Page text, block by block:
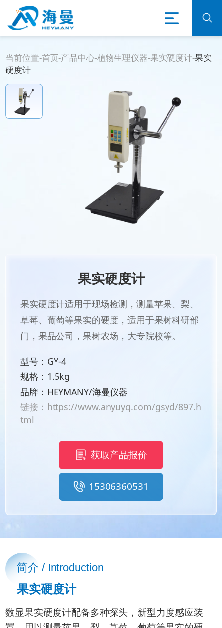
当前位置-首页-产品中心-植物生理仪器-果实硬度计-果实
硬度计
果实硬度计
果实硬度计适用于现场检测，测量苹果、梨、
草莓、葡萄等果实的硬度，适用于果树科研部
门，果品公司，果树农场，大专院校等。
型号：GY-4
规格：1.5kg
品牌：HEYMANY/海曼仪器
链接： https://www.anyuyq.com/gsyd/897.h
tml
获取产品报价
15306360531
简介 / Introduction
果实硬度计
数显果实硬度计配备多种探头，新型力度感应装